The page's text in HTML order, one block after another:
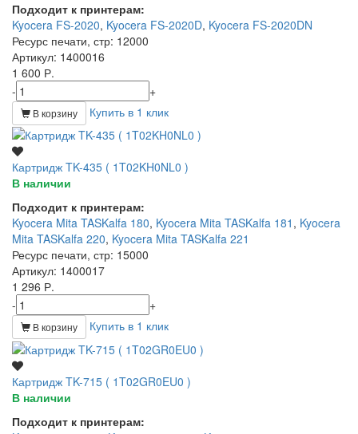
Подходит к принтерам:
Kyocera FS-2020, Kyocera FS-2020D, Kyocera FS-2020DN
Ресурс печати, стр: 12000
Артикул: 1400016
1 600 Р.
-
+
В корзину Купить в 1 клик
Картридж TK-435 ( 1T02KH0NL0 )
В наличии
Подходит к принтерам:
Kyocera Mita TASKalfa 180, Kyocera Mita TASKalfa 181 , Kyocera
Mita TASKalfa 220, Kyocera Mita TASKalfa 221
Ресурс печати, стр: 15000
Артикул: 1400017
1 296 Р.
-
+
В корзину Купить в 1 клик
Картридж TK-715 ( 1T02GR0EU0 )
В наличии
Подходит к принтерам: